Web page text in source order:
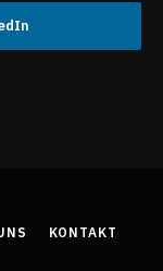
KONTAKT